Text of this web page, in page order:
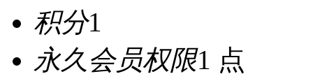
积分1
永久会员权限1 点